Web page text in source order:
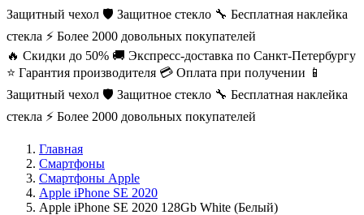
Защитный чехол 🛡️ Защитное стекло 🔧 Бесплатная наклейка
стекла ⚡ Более 2000 довольных покупателей
🔥 Скидки до 50% 🚚 Экспресс-доставка по Санкт-Петербургу
⭐ Гарантия производителя 💳 Оплата при получении 📱
Защитный чехол 🛡️ Защитное стекло 🔧 Бесплатная наклейка
стекла ⚡ Более 2000 довольных покупателей
Главная
Смартфоны
Смартфоны Apple
Apple iPhone SE 2020
Apple iPhone SE 2020 128Gb White (Белый)